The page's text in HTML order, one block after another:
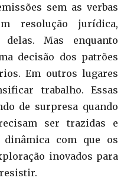
sem as verbas
resolução jurídica,
Mas enquanto
decisão dos patrões
Em outros lugares
trabalho. Essas
de surpresa quando
ser trazidas e
dinâmica com que os
inovados para